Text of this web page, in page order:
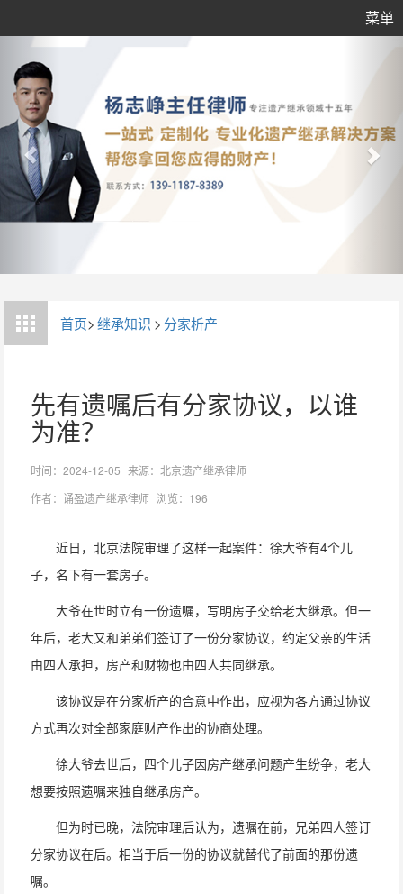
菜单
首页>继承知识 > 分家析产
先有遗嘱后有分家协议，以谁
为准？
时间：2024-12-05 来源：北京遗产继承律师
作者：诵盈遗产继承律师 浏览：196
近日，北京法院审理了这样一起案件：徐大爷有4个儿
子，名下有一套房子。
大爷在世时立有一份遗嘱，写明房子交给老大继承。但一
年后，老大又和弟弟们签订了一份分家协议，约定父亲的生活
由四人承担，房产和财物也由四人共同继承。
该协议是在分家析产的合意中作出，应视为各方通过协议
方式再次对全部家庭财产作出的协商处理。
徐大爷去世后，四个儿子因房产继承问题产生纷争，老大
想要按照遗嘱来独自继承房产。
但为时已晚，法院审理后认为，遗嘱在前，兄弟四人签订
分家协议在后。相当于后一份的协议就替代了前面的那份遗
嘱。